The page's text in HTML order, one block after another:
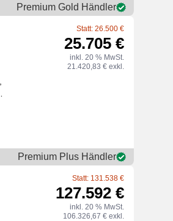
Premium Gold Händler
Statt: 26.500 €
25.705 €
inkl. 20 % MwSt.
21.420,83 € exkl.
Premium Plus Händler
Statt: 131.538 €
127.592 €
inkl. 20 % MwSt.
106.326,67 € exkl.